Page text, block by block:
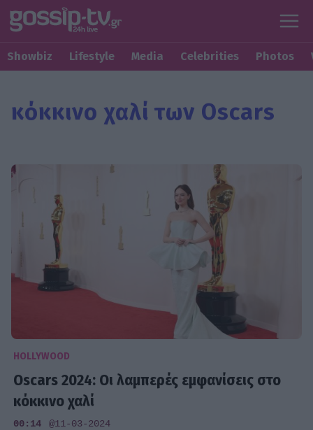
Showbiz Lifestyle Media Celebrities Photos
κόκκινο χαλί των Oscars
HOLLYWOOD
Oscars 2024: Οι λαμπερές εμφανίσεις στο
κόκκινο χαλί
00:14 @11-03-2024